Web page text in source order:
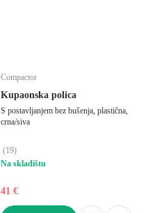
Compactor
Kupaonska polica
S postavljanjem bez bušenja, plastična,
crna/siva
(19)
Na skladištu
41 €